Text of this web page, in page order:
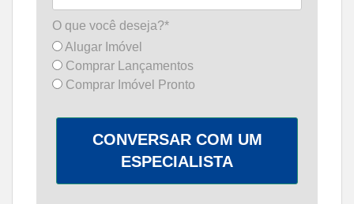
O que você deseja?*
Alugar Imóvel
Comprar Lançamentos
Comprar Imóvel Pronto
CONVERSAR COM UM
ESPECIALISTA